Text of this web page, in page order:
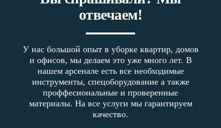
8 913 771 7* **
Уборка после ремонта цена за кв.м?
отвечаем!
У нас большой опыт в уборке квартир, домов
и офисов, мы делаем это уже много лет. В
нашем арсенале есть все необходимые
инструменты, спецоборудование а также
проффесиональные и проверенные
материалы. На все услуги мы гарантируем
качество.